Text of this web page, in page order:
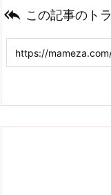
 この記事のト